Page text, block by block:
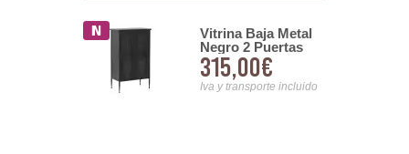
Vitrina Baja Metal
Negro 2 Puertas
Acristaladas Serie
Aubert
315,00€
Iva y transporte incluido